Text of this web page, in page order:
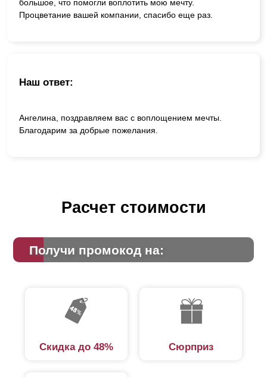
большое, что помогли воплотить мою мечту.
Процветание вашей компании, спасибо еще раз.
Наш ответ:
Ангелина, поздравляем вас с воплощением мечты.
Благодарим за добрые пожелания.
Расчет стоимости
Получи промокод на:
Скидка до 48% Сюрприз